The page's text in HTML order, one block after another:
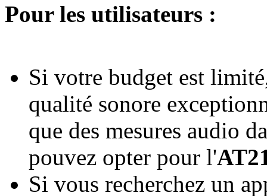
Pour les utilisateurs :
Si votre budget est
qualité sonore
que des mesures audio
pouvez opter pour l'
Si vous recherchez un